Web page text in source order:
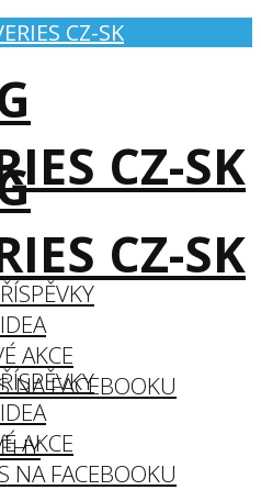
CZ-SK
AKCE
NA FACEBOOKU
AKCE
NA FACEBOOKU